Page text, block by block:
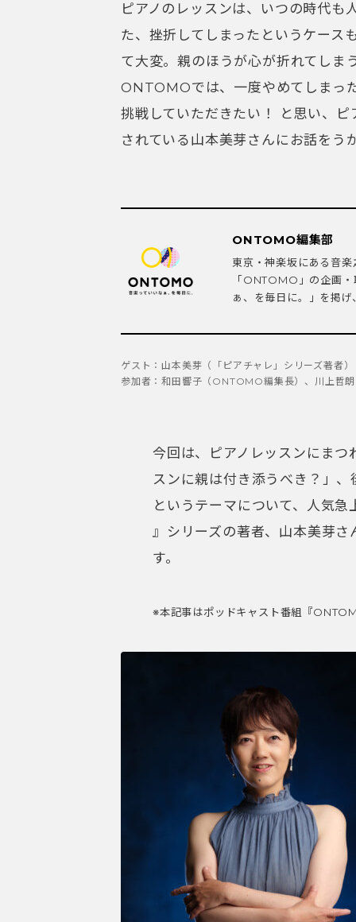
ピアノのレッスンは、いつの時代も
た、挫折してしまったというケース
て大変。親のほうが心が折れてしま
ONTOMOでは、一度やめてしまっ
挑戦していただきたい！ と思い、
されている山本美芽さんにお話をう
ONTOMO編集部
東京・神楽坂にある音
「ONTOMO」の企画
ぁ、を毎日に。」を掲
ゲスト：山本美芽（「ピアチャレ」シリーズ著者）
参加者：和田響子（ONTOMO編集長）、川上哲
今回は、ピアノレッスンにま
スンに親は付き添うべき？」
というテーマについて、人気急
』シリーズの著者、山本美芽
す。
※本記事はポッドキャスト番組『